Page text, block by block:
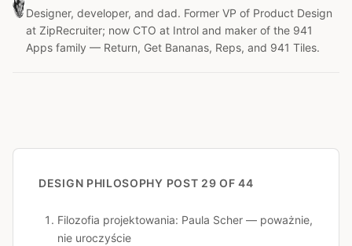
Designer, developer, and dad. Former VP of Product Design
at ZipRecruiter; now CTO at Introl and maker of the 941
Apps family — Return, Get Bananas, Reps, and 941 Tiles.
DESIGN PHILOSOPHY POST 29 OF 44
Filozofia projektowania: Paula Scher — poważnie,
nie uroczyście